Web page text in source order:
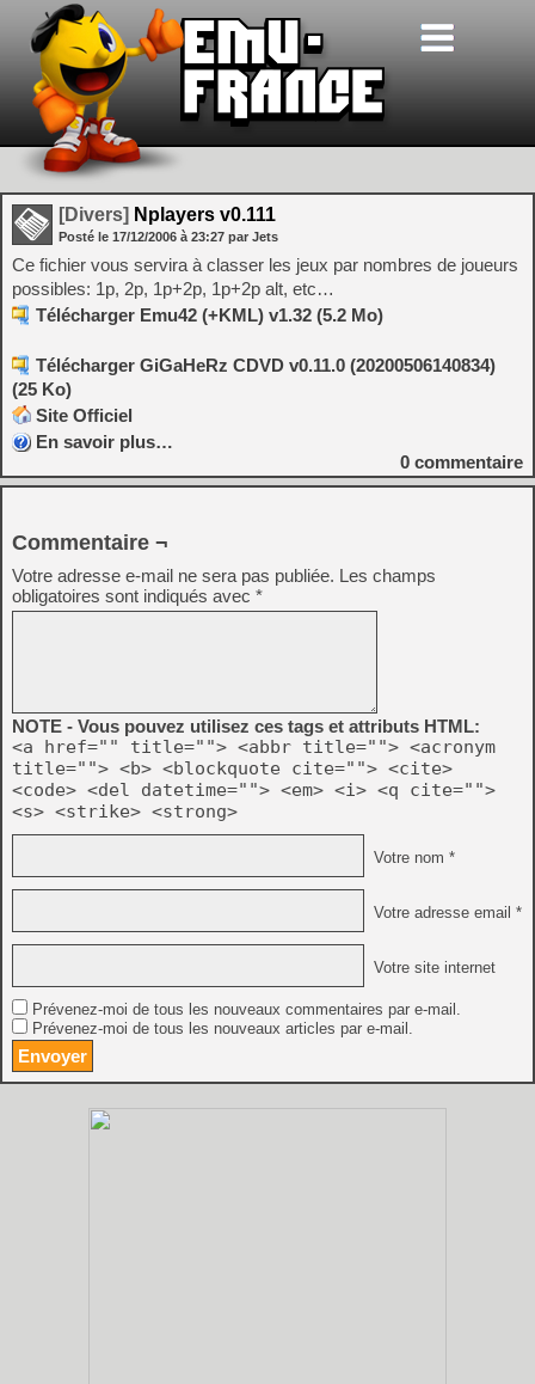
[Divers] Nplayers v0.111
Posté le 17/12/2006 à 23:27 par Jets
Ce fichier vous servira à classer les jeux par nombres de joueurs
possibles: 1p, 2p, 1p+2p, 1p+2p alt, etc…
Télécharger Emu42 (+KML) v1.32 (5.2 Mo)
Télécharger GiGaHeRz CDVD v0.11.0 (20200506140834)
(25 Ko)
Site Officiel
En savoir plus…
0 commentaire
Commentaire ¬
Votre adresse e-mail ne sera pas publiée. Les champs
obligatoires sont indiqués avec *
NOTE - Vous pouvez utilisez ces tags et attributs HTML:
<a href="" title=""> <abbr title=""> <acronym
title=""> <b> <blockquote cite=""> <cite>
<code> <del datetime=""> <em> <i> <q cite="">
<s> <strike> <strong>
Votre nom *
Votre adresse email *
Votre site internet
Prévenez-moi de tous les nouveaux commentaires par e-mail.
Prévenez-moi de tous les nouveaux articles par e-mail.